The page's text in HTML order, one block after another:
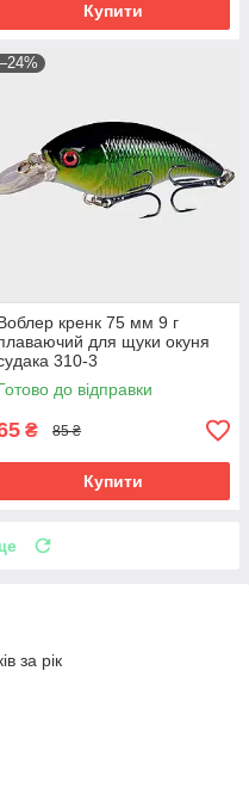
Купити
–24%
кренк 75 мм 9 г
для щуки окуня
310-3
до відправки
₴ 85 ₴
Купити
за рік